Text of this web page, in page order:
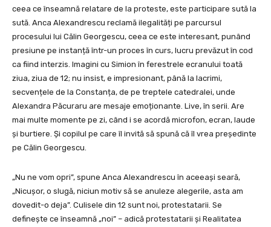
ceea ce înseamnă relatare de la proteste, este participare sută la
sută. Anca Alexandrescu reclamă ilegalități pe parcursul
procesului lui Călin Georgescu, ceea ce este interesant, punând
presiune pe instanță într-un proces în curs, lucru prevăzut în cod
ca fiind interzis. Imagini cu Simion în ferestrele ecranului toată
ziua, ziua de 12; nu insist, e impresionant, până la lacrimi,
secvențele de la Constanța, de pe treptele catedralei, unde
Alexandra Păcuraru are mesaje emoționante. Live, în serii. Are
mai multe momente pe zi, când i se acordă microfon, ecran, laude
și burtiere. Și copilul pe care îl invită să spună că îl vrea președinte
pe Călin Georgescu.
„Nu ne vom opri”, spune Anca Alexandrescu în aceeași seară,
„Nicușor, o slugă, niciun motiv să se anuleze alegerile, asta am
dovedit-o deja”. Culisele din 12 sunt noi, protestatarii. Se
definește ce înseamnă „noi” – adică protestatarii și Realitatea